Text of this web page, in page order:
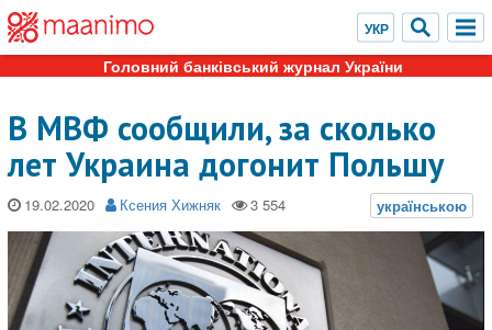
Головний банківський журнал України
В МВФ сообщили, за сколько
лет Украина догонит Польшу
19.02.2020 Ксения Хижняк